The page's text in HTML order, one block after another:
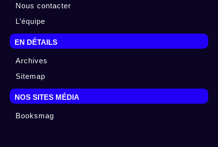
Nous contacter
L’équipe
EN DÉTAILS
Archives
Sitemap
NOS SITES MÉDIA
Booksmag